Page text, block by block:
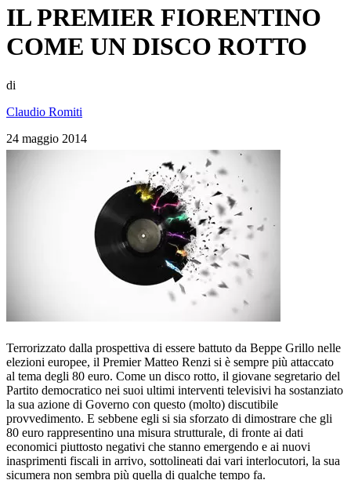
IL PREMIER FIORENTINO
COME UN DISCO ROTTO
di
Claudio Romiti
24 maggio 2014
Terrorizzato dalla prospettiva di essere battuto da Beppe Grillo nelle
elezioni europee, il Premier Matteo Renzi si è sempre più attaccato
al tema degli 80 euro. Come un disco rotto, il giovane segretario del
Partito democratico nei suoi ultimi interventi televisivi ha sostanziato
la sua azione di Governo con questo (molto) discutibile
provvedimento. E sebbene egli si sia sforzato di dimostrare che gli
80 euro rappresentino una misura strutturale, di fronte ai dati
economici piuttosto negativi che stanno emergendo e ai nuovi
inasprimenti fiscali in arrivo, sottolineati dai vari interlocutori, la sua
sicumera non sembra più quella di qualche tempo fa.